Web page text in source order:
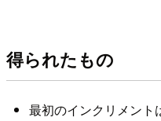
得られたもの
最初のインクリメント